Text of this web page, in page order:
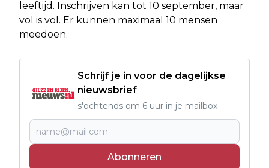
leeftijd. Inschrijven kan tot 10 september, maar
vol is vol. Er kunnen maximaal 10 mensen
meedoen.
Schrijf je in voor de dagelijkse
nieuwsbrief
s'ochtends om 6 uur in je mailbox
Abonneren